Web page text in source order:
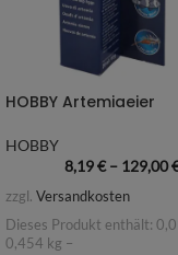
HOBBY Artemiaeier
HOBBY
8,19€– 129,00
zzgl. Versandkosten
Dieses Produkt enthält:
0,454 kg –